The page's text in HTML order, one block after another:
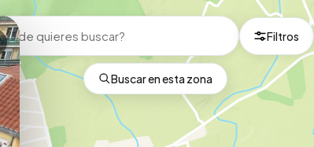
Filtros
Buscar en esta zona